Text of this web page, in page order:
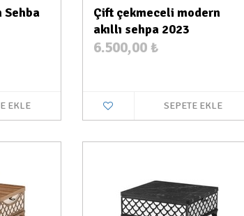
Sehba
EKLE
Çift çekmeceli modern
akıllı sehpa 2023​
6.500,00₺
SEPETE EKLE